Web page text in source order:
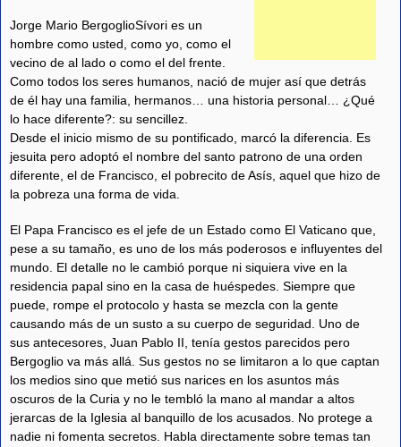
Jorge Mario BergoglioSívori es un
hombre como usted, como yo, como el
vecino de al lado o como el del frente.
Como todos los seres humanos, nació de mujer así que detrás
de él hay una familia, hermanos… una historia personal… ¿Qué
lo hace diferente?: su sencillez.
Desde el inicio mismo de su pontificado, marcó la diferencia. Es
jesuita pero adoptó el nombre del santo patrono de una orden
diferente, el de Francisco, el pobrecito de Asís, aquel que hizo de
la pobreza una forma de vida.
El Papa Francisco es el jefe de un Estado como El Vaticano que,
pese a su tamaño, es uno de los más poderosos e influyentes del
mundo. El detalle no le cambió porque ni siquiera vive en la
residencia papal sino en la casa de huéspedes. Siempre que
puede, rompe el protocolo y hasta se mezcla con la gente
causando más de un susto a su cuerpo de seguridad. Uno de
sus antecesores, Juan Pablo II, tenía gestos parecidos pero
Bergoglio va más allá. Sus gestos no se limitaron a lo que captan
los medios sino que metió sus narices en los asuntos más
oscuros de la Curia y no le tembló la mano al mandar a altos
jerarcas de la Iglesia al banquillo de los acusados. No protege a
nadie ni fomenta secretos. Habla directamente sobre temas tan